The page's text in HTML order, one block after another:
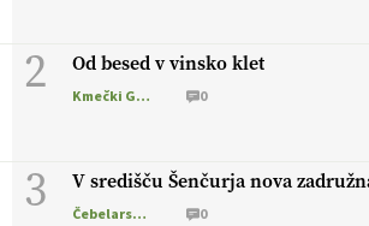
2 Od besed v vinsko klet
Kmečki Glas 0
3 V središču Šenčurja nova
Čebelarstvo 0